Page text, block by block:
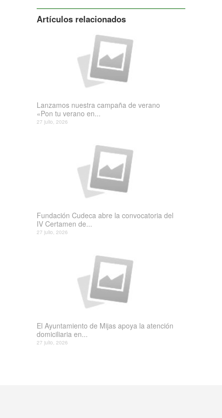
Artículos relacionados
Lanzamos nuestra campaña de verano
«Pon tu verano en...
27 julio, 2026
Fundación Cudeca abre la convocatoria del
IV Certamen de...
27 julio, 2026
El Ayuntamiento de Mijas apoya la atención
domiciliaria en...
27 julio, 2026